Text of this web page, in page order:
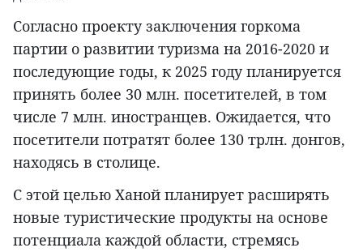
Согласно проекту заключения горкома
партии о развитии туризма на 2016-2020 и
последующие годы, к 2025 году планируется
принять более 30 млн. посетителей, в том
числе 7 млн. иностранцев. Ожидается, что
посетители потратят более 130 трлн. донгов,
находясь в столице.
С этой целью Ханой планирует расширять
новые туристические продукты на основе
потенциала каждой области, стремясь